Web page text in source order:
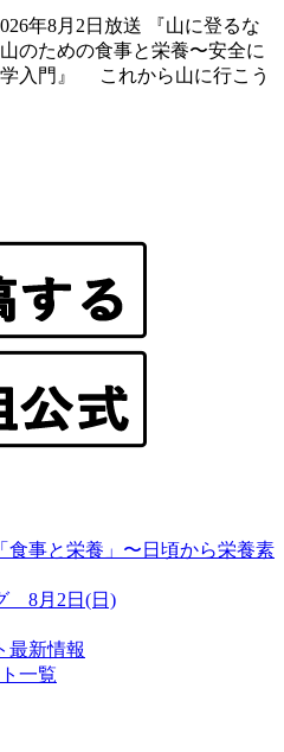
年8月2日放送 『山に登るな
のための食事と栄養〜安全に
入門』 これから山に行こう
食事と栄養」〜日頃から栄養素
8月2日(日)
最新情報
一覧